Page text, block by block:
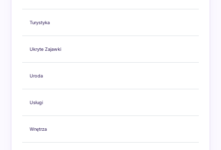
Turystyka
Ukryte Zajawki
Uroda
Usługi
Wnętrza